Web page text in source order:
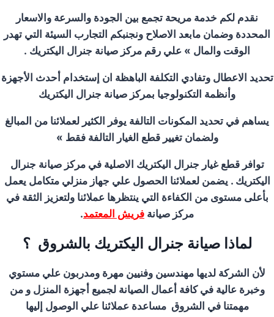
نقدم لكم خدمة مريحة تجمع بين الجودة والسرعة والاسعار
المحددة وضمان مابعد الاصلاح ونجنبكم التجارب السيئة التي تهدر
الوقت والمال » علي رقم مركز صيانة جنرال اليكتريك .
تحديد الاعطال وتفادي التكلفة الباهظة ان إستخدام أحدث الأجهزة
وأنظمة التكنولوجيا بمركز صيانة جنرال اليكتريك
يساهم في تحديد المكونات التالفة يوفر الكثير لعملائنا من المبالغ
ولضمان تغيير قطع الغيار التالفة فقط »
توافر قطع غيار جنرال اليكتريك الاصلية في مركز صيانة جنرال
اليكتريك . يضمن لعملائنا الحصول علي جهاز منزلي متكامل يعمل
بأعلى مستوى من الكفاءة التي ينتظرها عملائنا ولتعزيز الثقة في
مركز صيانة فريش المعتمد.
لماذا صيانة جنرال اليكتريك بالشروق ؟
لأن الشركة لديها مهندسين وفنيين مهرة ومدربون علي مستوي
وخبرة عالية في كافة أعمال الصيانة لجميع أجهزة المنزل و من
مهمتنا في الشروق مساعدة عملائنا علي الوصول إليها